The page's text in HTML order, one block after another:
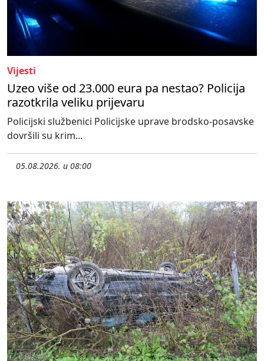
Vijesti
Uzeo više od 23.000 eura pa nestao? Policija
razotkrila veliku prijevaru
Policijski službenici Policijske uprave brodsko-posavske
dovršili su krim...
05.08.2026. u 08:00